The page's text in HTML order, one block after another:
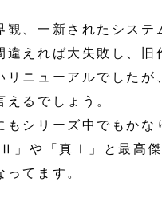
観、一新されたシステ
違えれば大失敗し、旧
リニューアルでしたが
えるでしょう。
もシリーズ中でもかな
」や「真Ⅰ」と最高傑
ってます。